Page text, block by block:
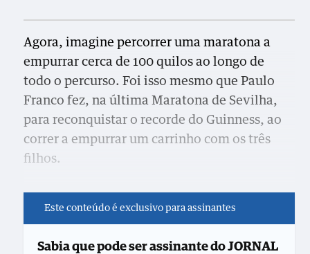
Agora, imagine percorrer uma maratona a
empurrar cerca de 100 quilos ao longo de
todo o percurso. Foi isso mesmo que Paulo
Franco fez, na última Maratona de Sevilha,
para reconquistar o recorde do Guinness, ao
correr a empurrar um carrinho com os três
filhos.
Este conteúdo é exclusivo para assinantes
Sabia que pode ser assinante do JORNAL